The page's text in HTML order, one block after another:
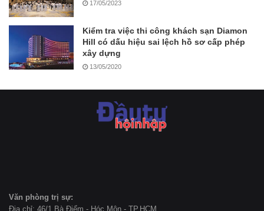
17/05/2023
Kiểm tra việc thi công khách sạn Diamon
Hill có dấu hiệu sai lệch hồ sơ cấp phép
xây dựng
13/05/2020
Văn phòng trị sự:
Địa chỉ: 46/1 Bà Điểm - Hóc Môn - TP.HCM